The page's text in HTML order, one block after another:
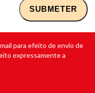
para efeito de envio de
expressamente a